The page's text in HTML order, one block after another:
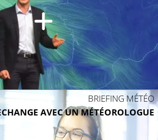
BRIEFING MÉTÉO
AVEC UN MÉTÉOROLOGUE